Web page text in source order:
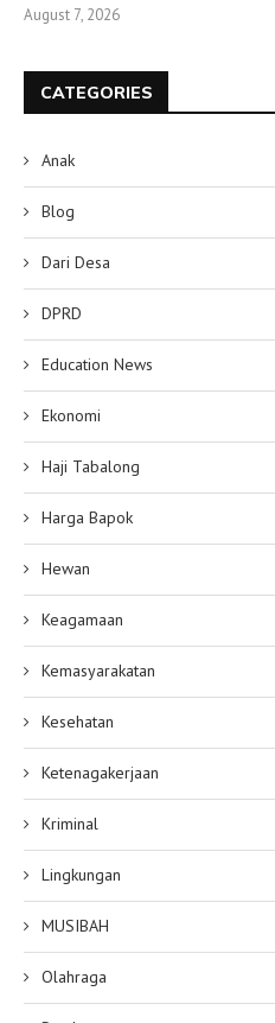
August 7, 2026
CATEGORIES
Anak
Blog
Dari Desa
DPRD
Education News
Ekonomi
Haji Tabalong
Harga Bapok
Hewan
Keagamaan
Kemasyarakatan
Kesehatan
Ketenagakerjaan
Kriminal
Lingkungan
MUSIBAH
Olahraga